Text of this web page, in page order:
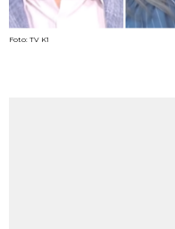
Foto: TV K1